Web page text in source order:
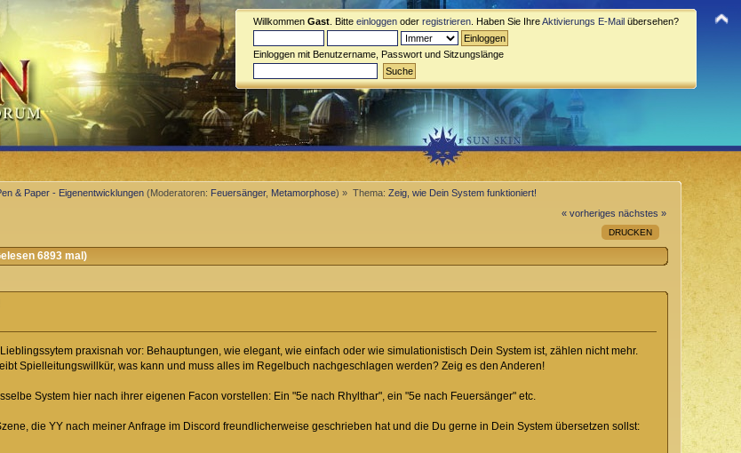
Willkommen Gast . Bitte einloggen oder registrieren . Haben Sie IhreAktivierungs E-Mail übersehen?
Einloggen mit Benutzername, Passwort und Sitzungslänge
& Paper - Eigenentwicklungen (Moderatoren: Feuersänger, Metamorphose) » Thema: Zeig, wie Dein System funktioniert!
« vorheriges nächstes »
DRUCKEN
6893 mal)
praxisnah vor: Behauptungen, wie elegant, wie einfach oder wie simulationistisch Dein System ist, zählen nicht mehr.
Spielleitungswillkür, was kann und muss alles im Regelbuch nachgeschlagen werden? Zeig es den Anderen!
System hier nach ihrer eigenen Facon vorstellen: Ein "5e nach Rhylthar", ein "5e nach Feuersänger" etc.
die YY nach meiner Anfrage im Discord freundlicherweise geschrieben hat und die Du gerne in Dein System übersetzen sollst: